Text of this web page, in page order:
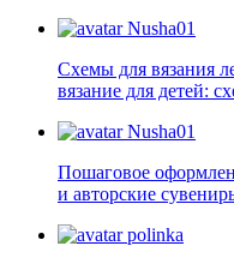
Nusha01
Схемы для вязания
вязание для детей:
Nusha01
Пошаговое
и авторские
polinka